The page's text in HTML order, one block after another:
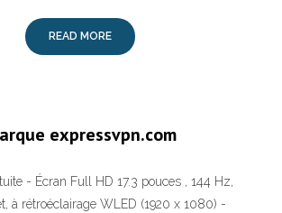
READ MORE
expressvpn.com
- Écran Full HD 17.3 pouces , 144 Hz,
à rétroéclairage WLED (1920 x 1080) -